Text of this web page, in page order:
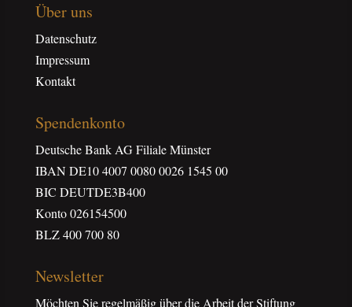
Über uns
Datenschutz
Impressum
Kontakt
Spendenkonto
Deutsche Bank AG Filiale Münster
IBAN DE10 4007 0080 0026 1545 00
BIC DEUTDE3B400
Konto 026154500
BLZ 400 700 80
Newsletter
Möchten Sie regelmäßig über die Arbeit der Stiftung